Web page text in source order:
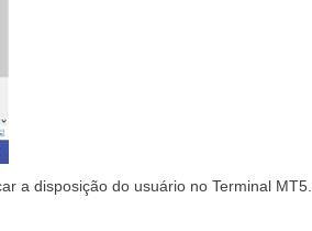
a disposição do usuário no Terminal MT5.